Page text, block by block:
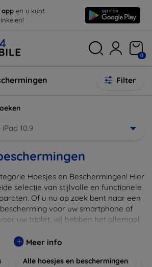
app en u kunt
0
Filter
10.9
Hoesjes en Beschermingen! Hier
selectie van stijlvolle en functionele
Of u nu op zoek bent naar een
voor uw smartphone of
uw tablet, wij hebben het allemaal.
vallen en dagelijkse slijtage,
Meer info
Alle hoesjes en beschermingen